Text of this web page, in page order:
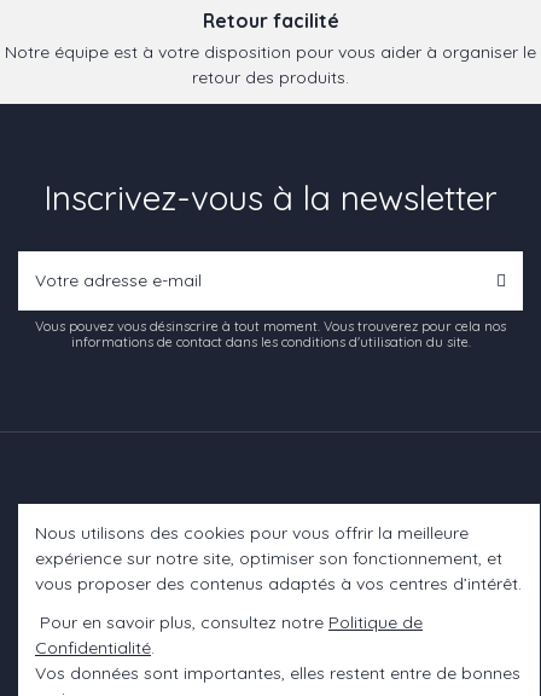
Retour facilité
Notre équipe est à votre disposition pour vous aider à organiser le
retour des produits.
Inscrivez-vous à la newsletter
Vous pouvez vous désinscrire à tout moment. Vous trouverez pour cela nos
informations de contact dans les conditions d'utilisation du site.
Informations
Contact us
Nous utilisons des cookies pour vous offrir la meilleure
expérience sur notre site, optimiser son fonctionnement, et
vous proposer des contenus adaptés à vos centres d’intérêt.
Pour en savoir plus, consultez notre Politique de
Confidentialité.
Vos données sont importantes, elles restent entre de bonnes